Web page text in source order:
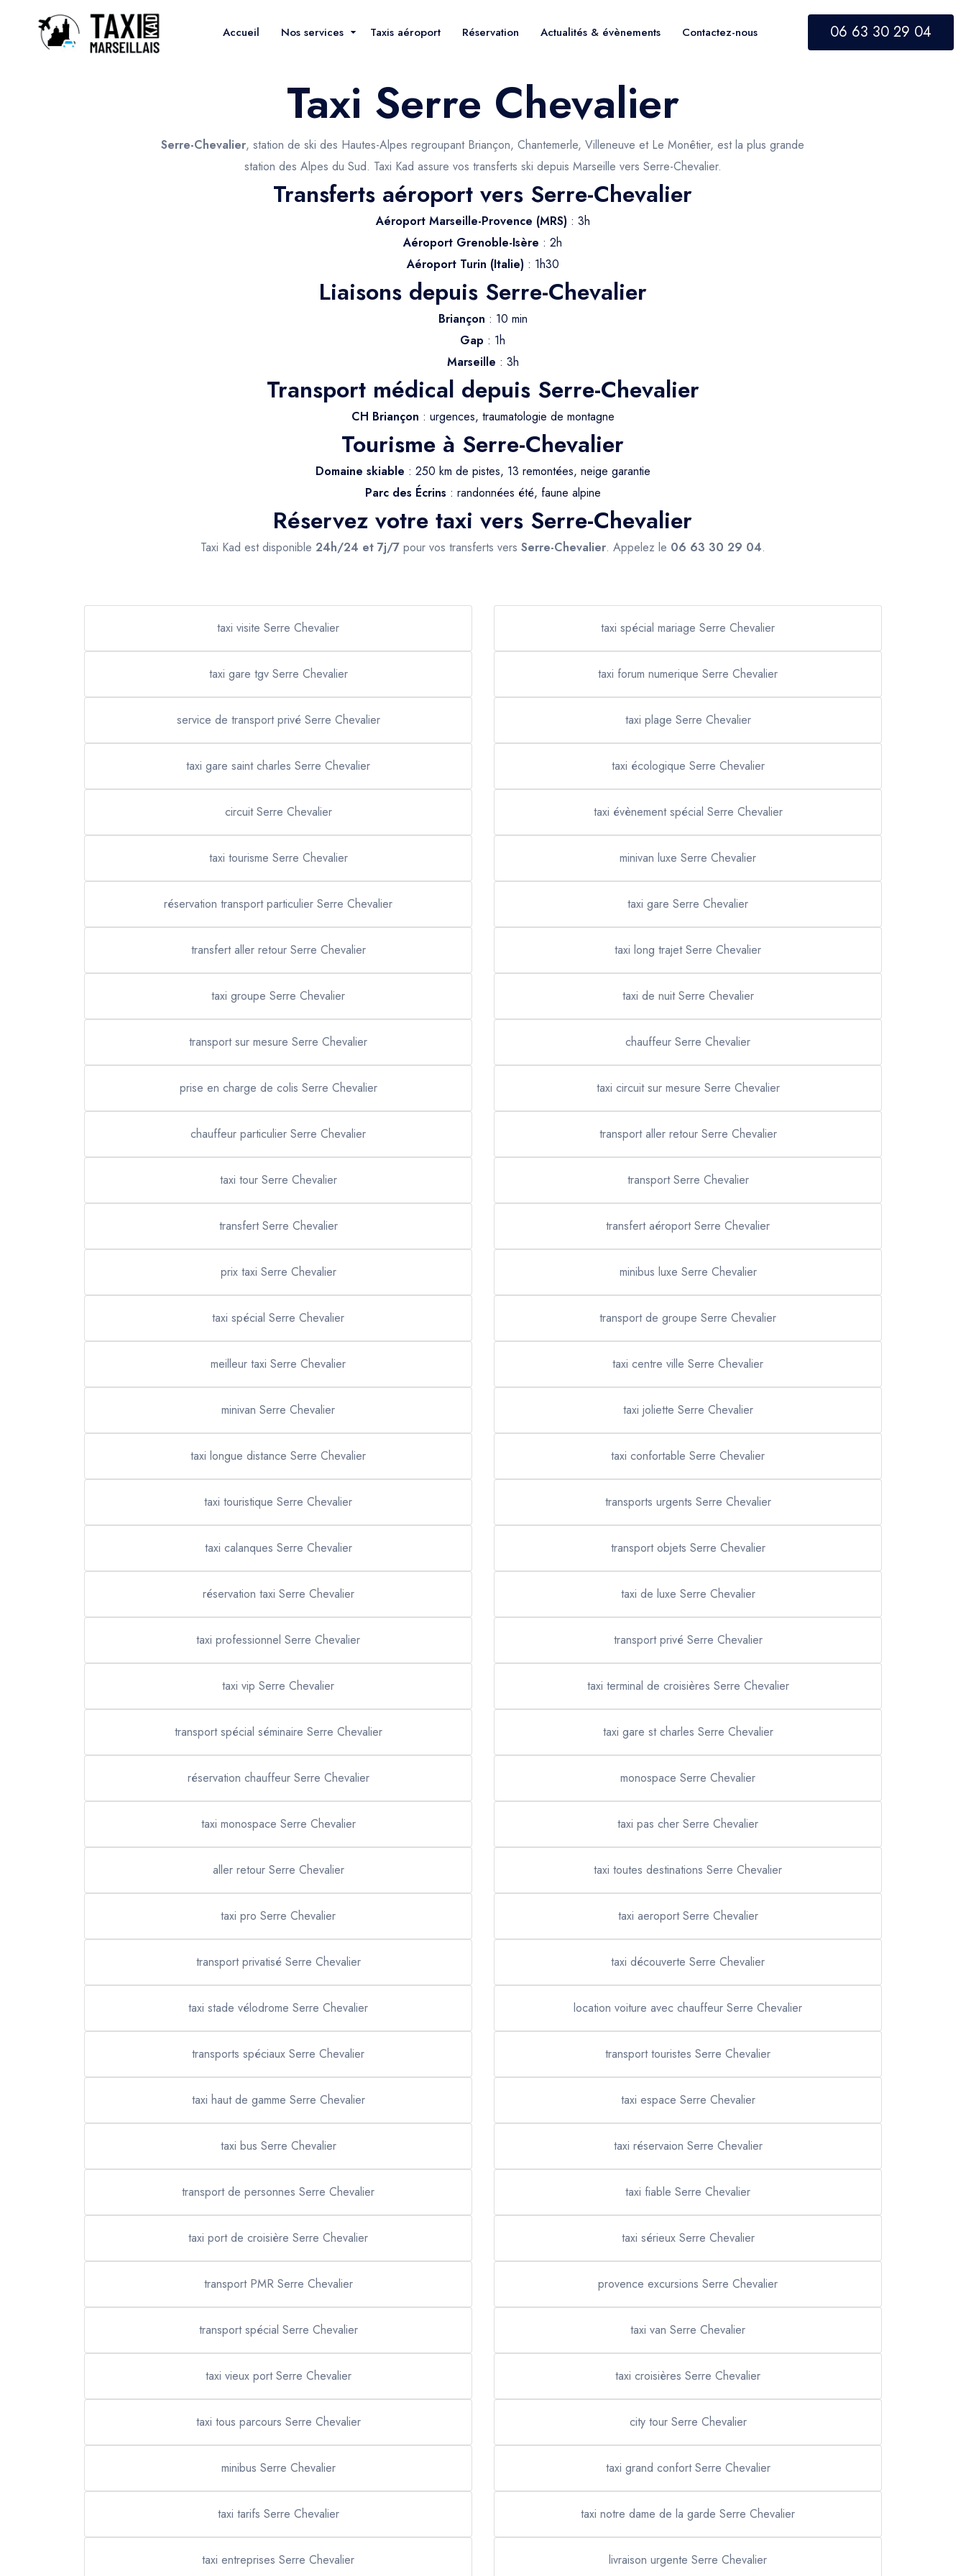
Accueil Nos services Taxis aéroport Réservation Actualités & évènements Contactez-nous 06 63 30 29 04
Taxi Serre Chevalier
Serre-Chevalier, station de ski des Hautes-Alpes regroupant Briançon, Chantemerle, Villeneuve et Le Monêtier, est la plus grande
station des Alpes du Sud. Taxi Kad assure vos transferts ski depuis Marseille vers Serre-Chevalier.
Transferts aéroport vers Serre-Chevalier
Aéroport Marseille-Provence (MRS): 3h
Aéroport Grenoble-Isère : 2h
Aéroport Turin (Italie): 1h30
Liaisons depuis Serre-Chevalier
Briançon : 10 min
Gap : 1h
Marseille : 3h
Transport médical depuis Serre-Chevalier
CH Briançon : urgences, traumatologie de montagne
Tourisme à Serre-Chevalier
Domaine skiable : 250 km de pistes, 13 remontées, neige garantie
Parc des Écrins : randonnées été, faune alpine
Réservez votre taxi vers Serre-Chevalier
Taxi Kad est disponible 24h/24 et 7j/7pour vos transferts vers Serre-Chevalier. Appelez le 06 63 30 29 04.
taxi visite Serre Chevalier taxi spécial mariage Serre Chevalier
taxi gare tgv Serre Chevalier taxi forum numerique Serre Chevalier
service de transport privé Serre Chevalier taxi plage Serre Chevalier
taxi gare saint charles Serre Chevalier taxi écologique Serre Chevalier
circuit Serre Chevalier taxi évènement spécial Serre Chevalier
taxi tourisme Serre Chevalier minivan luxe Serre Chevalier
réservation transport particulier Serre Chevalier taxi gare Serre Chevalier
transfert aller retour Serre Chevalier taxi long trajet Serre Chevalier
taxi groupe Serre Chevalier taxi de nuit Serre Chevalier
transport sur mesure Serre Chevalier chauffeur Serre Chevalier
prise en charge de colis Serre Chevalier taxi circuit sur mesure Serre Chevalier
chauffeur particulier Serre Chevalier transport aller retour Serre Chevalier
taxi tour Serre Chevalier transport Serre Chevalier
transfert Serre Chevalier transfert aéroport Serre Chevalier
prix taxi Serre Chevalier minibus luxe Serre Chevalier
taxi spécial Serre Chevalier transport de groupe Serre Chevalier
meilleur taxi Serre Chevalier taxi centre ville Serre Chevalier
minivan Serre Chevalier taxi joliette Serre Chevalier
taxi longue distance Serre Chevalier taxi confortable Serre Chevalier
taxi touristique Serre Chevalier transports urgents Serre Chevalier
taxi calanques Serre Chevalier transport objets Serre Chevalier
réservation taxi Serre Chevalier taxi de luxe Serre Chevalier
taxi professionnel Serre Chevalier transport privé Serre Chevalier
taxi vip Serre Chevalier taxi terminal de croisières Serre Chevalier
transport spécial séminaire Serre Chevalier taxi gare st charles Serre Chevalier
réservation chauffeur Serre Chevalier monospace Serre Chevalier
taxi monospace Serre Chevalier taxi pas cher Serre Chevalier
aller retour Serre Chevalier taxi toutes destinations Serre Chevalier
taxi pro Serre Chevalier taxi aeroport Serre Chevalier
transport privatisé Serre Chevalier taxi découverte Serre Chevalier
taxi stade vélodrome Serre Chevalier location voiture avec chauffeur Serre Chevalier
transports spéciaux Serre Chevalier transport touristes Serre Chevalier
taxi haut de gamme Serre Chevalier taxi espace Serre Chevalier
taxi bus Serre Chevalier taxi réservaion Serre Chevalier
transport de personnes Serre Chevalier taxi fiable Serre Chevalier
taxi port de croisière Serre Chevalier taxi sérieux Serre Chevalier
transport PMR Serre Chevalier provence excursions Serre Chevalier
transport spécial Serre Chevalier taxi van Serre Chevalier
taxi vieux port Serre Chevalier taxi croisières Serre Chevalier
taxi tous parcours Serre Chevalier city tour Serre Chevalier
minibus Serre Chevalier taxi grand confort Serre Chevalier
taxi tarifs Serre Chevalier taxi notre dame de la garde Serre Chevalier
taxi entreprises Serre Chevalier livraison urgente Serre Chevalier